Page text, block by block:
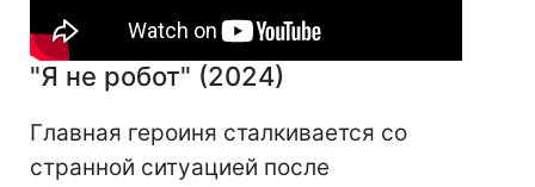
"Я не робот" (2024)
Главная героиня сталкивается со
странной ситуацией после